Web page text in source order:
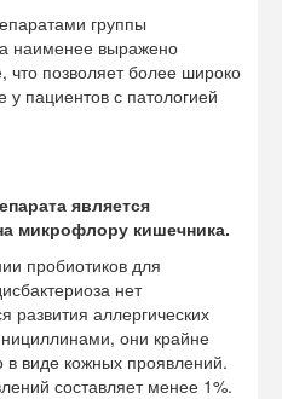
группы
наименее выражено
что позволяет более широко
у пациентов с патологией
является
микрофлору кишечника.
пробиотиков для
нет
развития аллергических
они крайне
в виде кожных проявлений.
составляет менее 1%.